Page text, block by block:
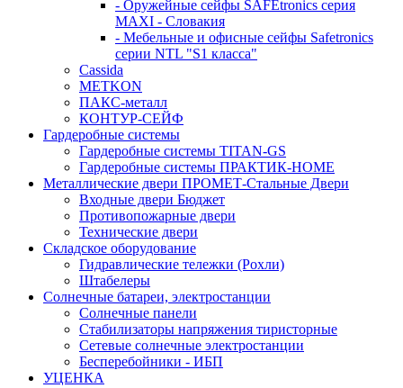
- Оружейные сейфы SAFEtronics серия
MAXI - Словакия
- Мебельные и офисные сейфы Safetronics
серии NTL "S1 класса"
Cassida
METKON
ПАКС-металл
КОНТУР-СЕЙФ
Гардеробные системы
Гардеробные системы TITAN-GS
Гардеробные системы ПРАКТИК-HOME
Металлические двери ПРОМЕТ-Стальные Двери
Входные двери Бюджет
Противопожарные двери
Технические двери
Складское оборудование
Гидравлические тележки (Рохли)
Штабелеры
Солнечные батареи, электростанции
Солнечные панели
Стабилизаторы напряжения тиристорные
Сетевые солнечные электростанции
Бесперебойники - ИБП
УЦЕНКА